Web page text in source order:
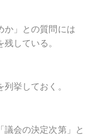
か」との質問には
している。
挙しておく。
議会の決定次第」と